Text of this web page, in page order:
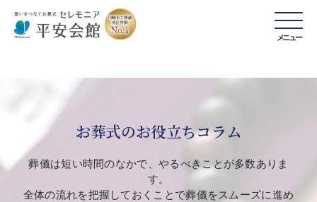
メニュー
お葬式のお役立ちコラム
葬儀は短い時間のなかで、やるべきことが多数ありま
す。
全体の流れを把握しておくことで葬儀をスムーズに進め